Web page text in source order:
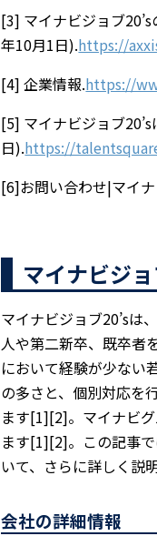
[3] マイナビジョブ
年10月1日).https://
[4] 企業情報.https://
[5] マイナビジョブ
日).https://
[6]お問い合わせ|マイ
マイナビジ
マイナビジョブ20’sは
人や第二新卒、既卒者
において経験が少ない
の多さと、個別対応を
ます[1][2]。マイナビ
ます[1][2]。この記事
いて、さらに詳しく説
会社の詳細情報